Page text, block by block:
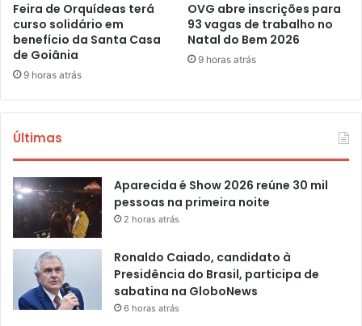
Feira de Orquídeas terá
curso solidário em
benefício da Santa Casa
de Goiânia
9 horas atrás
OVG abre inscrições para
93 vagas de trabalho no
Natal do Bem 2026
9 horas atrás
Últimas
Aparecida é Show 2026 reúne 30 mil
pessoas na primeira noite
2 horas atrás
Ronaldo Caiado, candidato à
Presidência do Brasil, participa de
sabatina na GloboNews
6 horas atrás